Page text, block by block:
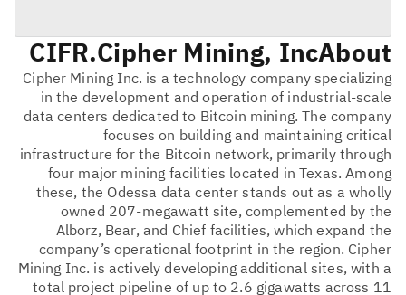
About
Cipher Mining, Inc.
CIFR
Cipher Mining Inc. is a technology company specializing
in the development and operation of industrial-scale
data centers dedicated to Bitcoin mining. The company
focuses on building and maintaining critical
infrastructure for the Bitcoin network, primarily through
four major mining facilities located in Texas. Among
these, the Odessa data center stands out as a wholly
owned 207-megawatt site, complemented by the
Alborz, Bear, and Chief facilities, which expand the
company’s operational footprint in the region. Cipher
Mining Inc. is actively developing additional sites, with a
total project pipeline of up to 2.6 gigawatts across 11